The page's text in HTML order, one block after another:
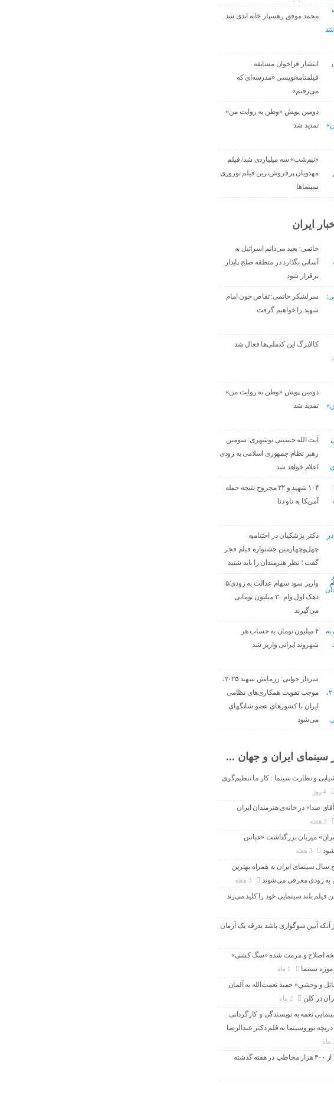
محمد موفق رهسپار خانه ابدی شد
انتشار فراخوان مسابقه
فیلمنامه‌نویسی «مدرسه‌ای که
می‌رفتم»
دومین پویش «وطن به روایت من»
تمدید شد
«نیم‌شب» سه میلیاردی شد/ فیلم
مهدویان پرفروش‌ترین فیلم نوروزی
سینماها
ایران
خاتمی: بعید می‌دانم اسرائیل به
آسانی بگذارد در منطقه صلح پایدار
برقرار شود
سرلشکر حاتمی: تقاص خون امام
شهید را خواهیم گرفت
کالابرگ این کدملی‌ها فعال شد
دومین پویش «وطن به روایت من»
تمدید شد
آیت الله حسینی بوشهری: سومین
رهبر نظام جمهوری اسلامی به زودی
اعلام خواهد شد
۱۰۴ شهید و ۳۲ مجروح نتیجه حمله
آمریکا به ناو دنا
دکتر پزشکیان در اختتامیه
چهل‌وچهارمین جشنواره فیلم فجر
گفت ؛ نظر هنرمندان را باید شنید
واریز سود سهام عدالت به زودی/۵
دهک اول وام ۳۰ میلیون تومانی
می‌گیرند
۴ میلیون تومان به حساب هر
شهروند ایرانی واریز شد
سردار جوانی: رزمایش سهند ۲۰۲۵،
موجب تقویت همکاری‌های نظامی
ایران با کشور‌های عضو شانگهای
می‌شود
سینمای ایران و جهان ...
و نظارت سینما : کار ما تنظیم‌گری
صدا» در خانه‌ی هنرمندان ایران
میزبان بزرگداشت «عباس
سینمای ایران به همراه بهترین
به زودی معرفی می‌شوند
فیلم بلند سینمایی خود را کلید می‌زند
آنکه آیین سوگواری باشد بدرقه یک آرمان
اصلاح و مرمت شده «سگ کشی»
موزه سینما
و وحشیِ» حمید نعمت‌الله به آلمان
در کلن
نغمه به نویسندگی و کارگردانی
نوروسینما به قلم دکتر عبدالرضا